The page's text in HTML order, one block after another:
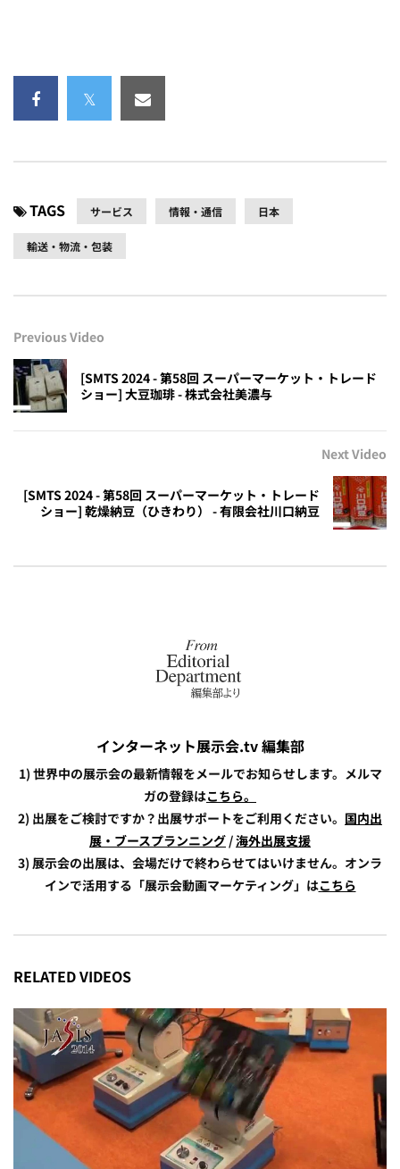
TAGS サービス 情報・通信 日本
輸送・物流・包装
Previous Video
[SMTS 2024 - 第58回 スーパーマーケット・トレード
ショー] 大豆珈琲 - 株式会社美濃与
Next Video
[SMTS 2024 - 第58回 スーパーマーケット・トレード
ショー] 乾燥納豆（ひきわり） - 有限会社川口納豆
インターネット展示会.tv 編集部
1) 世界中の展示会の最新情報をメールでお知らせします。メルマ
ガの登録はこちら。
2) 出展をご検討ですか？出展サポートをご利用ください。 国内出
展・ブースプランニング /海外出展支援
3) 展示会の出展は、会場だけで終わらせてはいけません。オンラ
インで活用する「展示会動画マーケティング」はこちら
RELATED VIDEOS